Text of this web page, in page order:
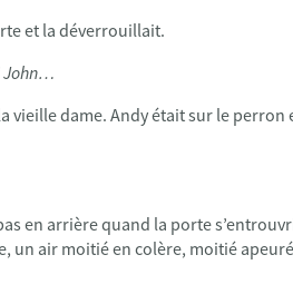
et la déverrouillait.
John…
vieille dame. Andy était sur le
en arrière quand la porte
un air moitié en colère, moitié